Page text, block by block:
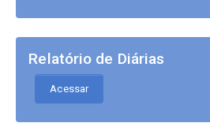
Relatório de Diárias
Acessar